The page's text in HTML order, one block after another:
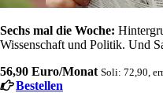
Sechs mal die Woche:
Wissenschaft und Politik. Und
56,90 Euro/Monat Soli: 72,90,
Bestellen